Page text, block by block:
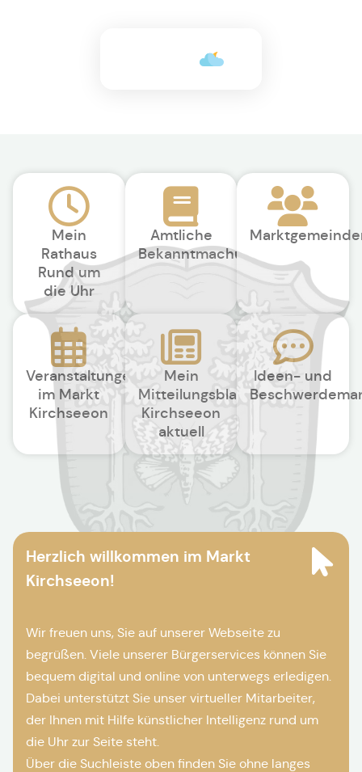
Mein
Rathaus
Rund um
die Uhr
Amtliche
Bekanntmachungen
Veranstaltungen
im Markt
Kirchseeon
Mein
Mitteilungsblatt
Kirchseeon
aktuell
Ideen- und
Herzlich willkommen im Markt
Kirchseeon!
Wir freuen uns, Sie auf unserer Webseite zu
begrüßen. Viele unserer Bürgerservices können Sie
bequem digital und online von unterwegs erledigen.
Dabei unterstützt Sie unser virtueller Mitarbeiter,
der Ihnen mit Hilfe künstlicher Intelligenz rund um
die Uhr zur Seite steht.
Über die Suchleiste oben finden Sie ohne langes